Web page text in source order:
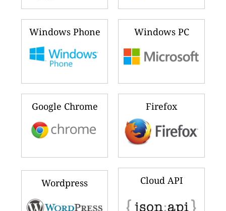
Windows Phone Windows PC
Google Chrome Firefox
Wordpress Cloud API